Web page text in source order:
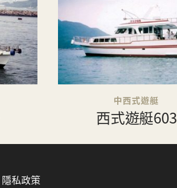
中西式遊艇
西式遊艇603
隱私政策